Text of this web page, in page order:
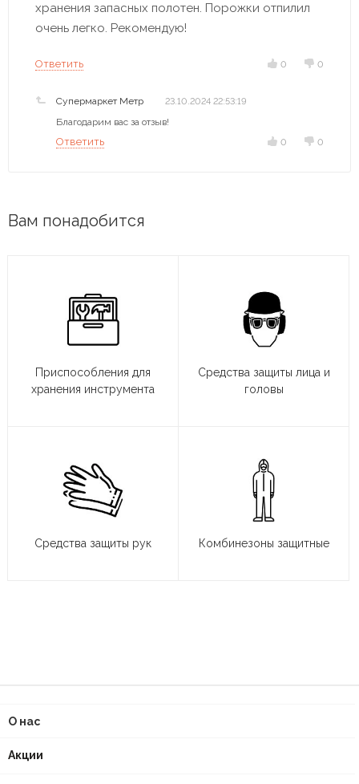
хранения запасных полотен. Порожки отпилил
очень легко. Рекомендую!
Ответить 0 0
Супермаркет Метр 23.10.2024 22:53:19
Благодарим вас за отзыв!
Ответить 0 0
Вам понадобится
Приспособления для
хранения инструмента
Средства защиты лица и
головы
Средства защиты рук Комбинезоны защитные
О нас
Акции